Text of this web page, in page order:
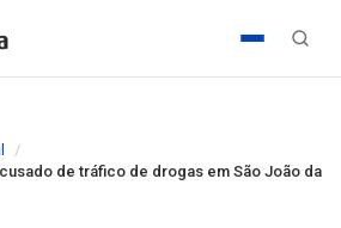
de tráfico de drogas em São João da